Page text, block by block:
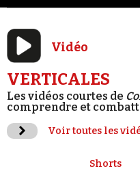
Vidéo
VERTICALES
Les vidéos courtes de
comprendre et
Voir toutes les
Shorts